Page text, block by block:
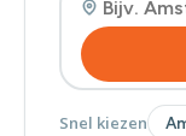
Snel kiezen